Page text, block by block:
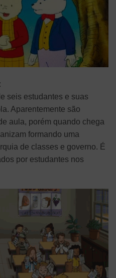
seis estudantes e suas
Aparentemente são
aula, porém quando chega
formando uma
de classes e governo. É
por estudantes nos